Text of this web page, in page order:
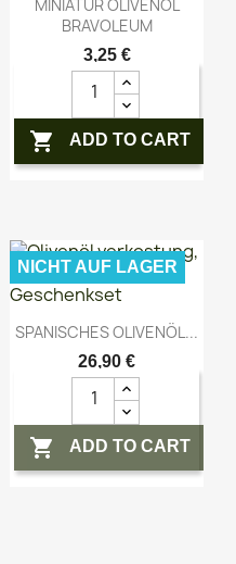
MINIATUR OLIVENÖL
BRAVOLEUM
3,25 €
 ADD TO CART
Vorschau
SPANISCHES OLIVENÖL...
26,90 €
 ADD TO CART
NICHT AUF LAGER